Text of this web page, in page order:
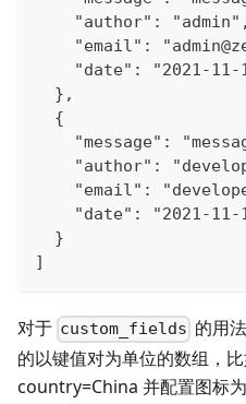
    "author": "admin",
"email":
"date": "2021-11-
  },
  {
"message":
"author":
"email":
"date": "2021-11-
  }
]
对于 custom_fields 的用
的以键值对为单位的数组，
country=China 并配置图标